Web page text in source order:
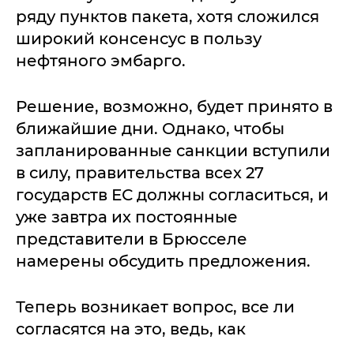
ряду пунктов пакета, хотя сложился
широкий консенсус в пользу
нефтяного эмбарго.
Решение, возможно, будет принято в
ближайшие дни. Однако, чтобы
запланированные санкции вступили
в силу, правительства всех 27
государств ЕС должны согласиться, и
уже завтра их постоянные
представители в Брюсселе
намерены обсудить предложения.
Теперь возникает вопрос, все ли
согласятся на это, ведь, как